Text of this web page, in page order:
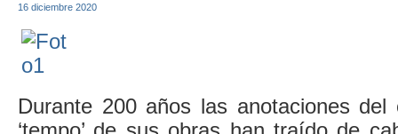
16 diciembre 2020
Durante 200 años las anotaciones del